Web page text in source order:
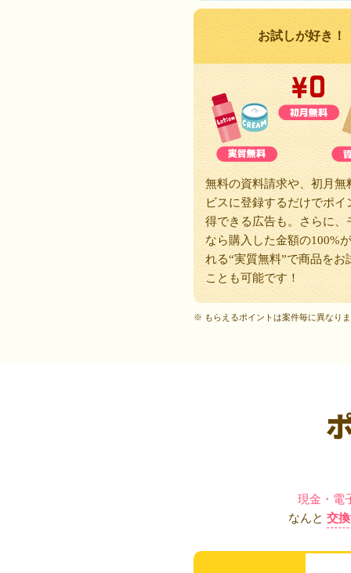
お試しが好き！
無料の資料請求や、初月無
ビスに登録するだけでポイ
得できる広告も。さらに、
なら購入した金額の100%
れる“実質無料”で商品をお
ことも可能です！
※ もらえるポイントは案件毎に異なり
現金・電
なんと 交